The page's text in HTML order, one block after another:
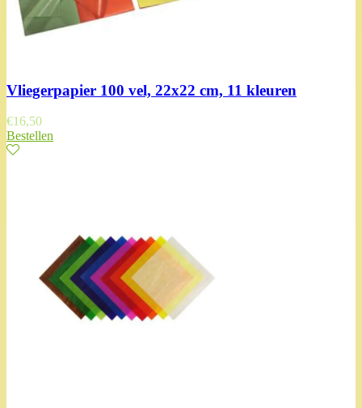
Vliegerpapier 100 vel, 22x22 cm, 11 kleuren
€16,50
Bestellen